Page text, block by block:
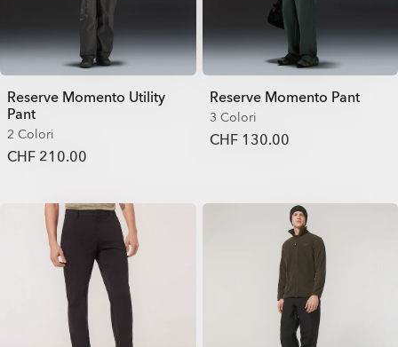
Reserve Momento Utility
Pant
2 Colori
CHF 210.00
Reserve Momento Pant
3 Colori
CHF 130.00